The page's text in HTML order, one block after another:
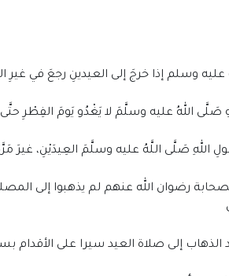
عليه وسلم إذا خرجَ إلى العيدينِ رجعَ في غيرِ
اللهُ عليه وسلَّمَ لا يَغْدُو يَومَ الفِطْرِ حتَّى
صَلَّى اللَّهُ عليه وسلَّمَ العِيدَيْنِ، غيرَ مَرَّةٍ
رضوان الله عنهم لم يذهبوا إلى
إلى صلاة العيد سيرا على الأقدام